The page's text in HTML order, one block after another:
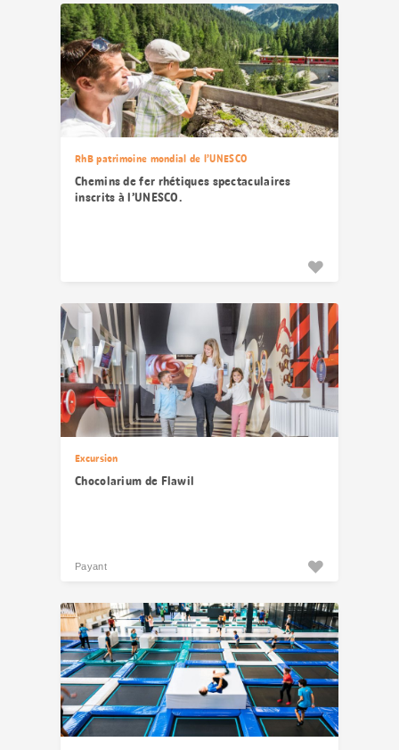
RhB patrimoine mondial de l’UNESCO
Chemins de fer rhétiques spectaculaires
inscrits à l’UNESCO.
Excursion
Chocolarium de Flawil
Payant